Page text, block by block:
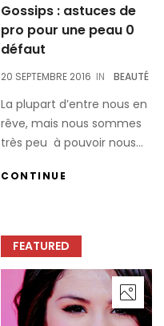
Gossips : astuces de
pro pour une peau 0
défaut
20 SEPTEMBRE 2016 IN BEAUTÉ
La plupart d’entre nous en
rêve, mais nous sommes
très peu à pouvoir nous...
CONTINUE
FEATURED